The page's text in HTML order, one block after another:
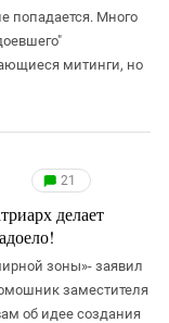
попадается. Много
митинги, но
21
делает
зоны»- заявил
заместителя
об идее создания